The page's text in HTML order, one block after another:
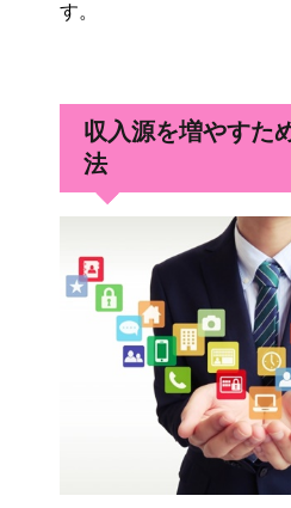
す。
収入源を増やすた
法